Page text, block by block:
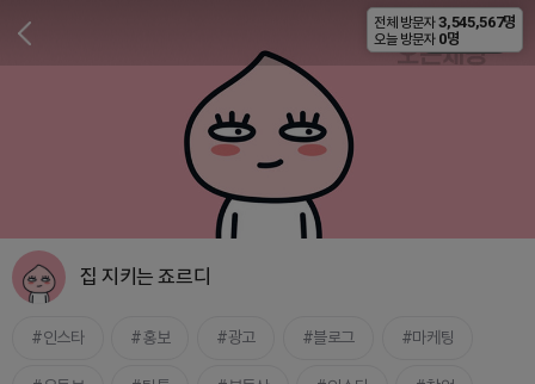
비공개
집 지키는 죠르디
인스타 홍보 광고 블로그 마케팅
전체 방문자 3,545,567명
오늘 방문자 0명